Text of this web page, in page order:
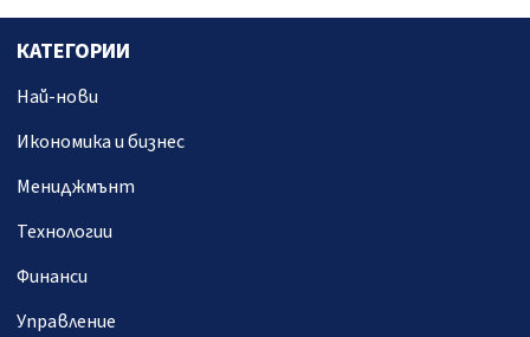
КАТЕГОРИИ
Най-нови
Икономика и бизнес
Мениджмънт
Технологии
Финанси
Управление